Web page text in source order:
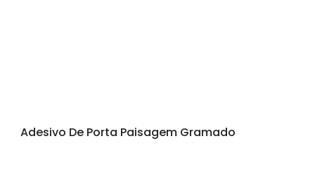
Adesivo De Porta Paisagem Gramado